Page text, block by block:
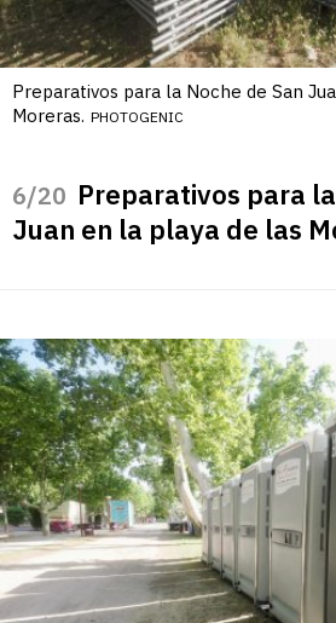
Preparativos para la Noche de San
Moreras. PHOTOGENIC
/20 Preparativos para
Juan en la playa de las